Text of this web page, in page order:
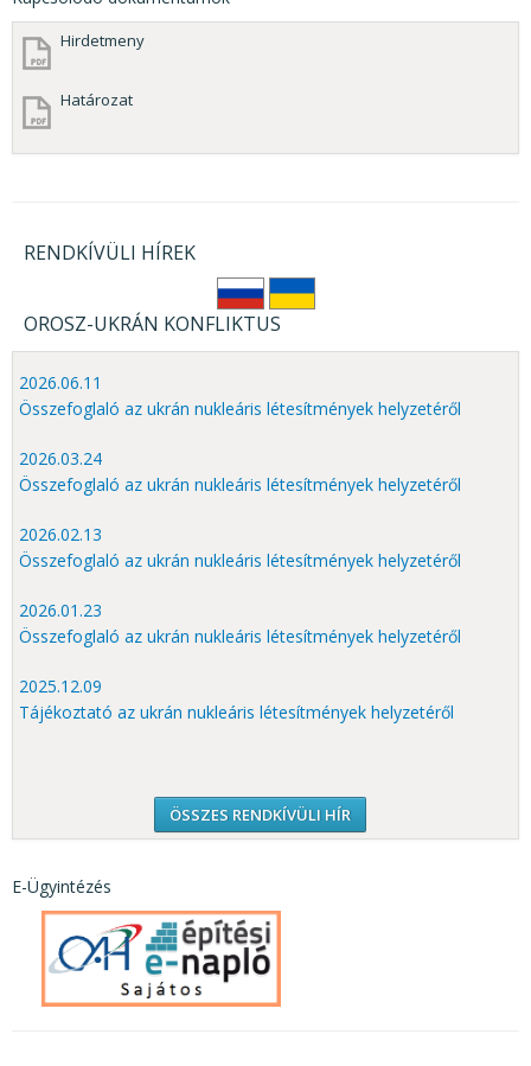
Hirdetmeny
Határozat
RENDKÍVÜLI HÍREK
OROSZ-UKRÁN KONFLIKTUS
2026.06.11
Összefoglaló az ukrán nukleáris létesítmények helyzetéről
2026.03.24
Összefoglaló az ukrán nukleáris létesítmények helyzetéről
2026.02.13
Összefoglaló az ukrán nukleáris létesítmények helyzetéről
2026.01.23
Összefoglaló az ukrán nukleáris létesítmények helyzetéről
2025.12.09
Tájékoztató az ukrán nukleáris létesítmények helyzetéről
ÖSSZES RENDKÍVÜLI HÍR
E-Ügyintézés